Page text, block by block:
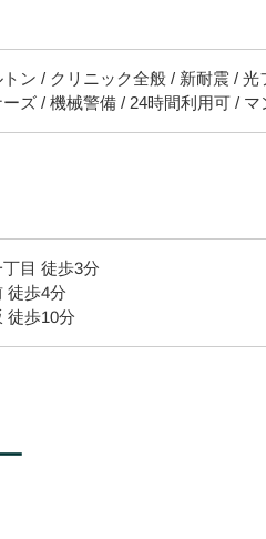
ン / クリニック全般 / 新耐震 / 光
ズ / 機械警備 / 24時間利用可 / マ
目 徒歩3分
徒歩4分
徒歩10分